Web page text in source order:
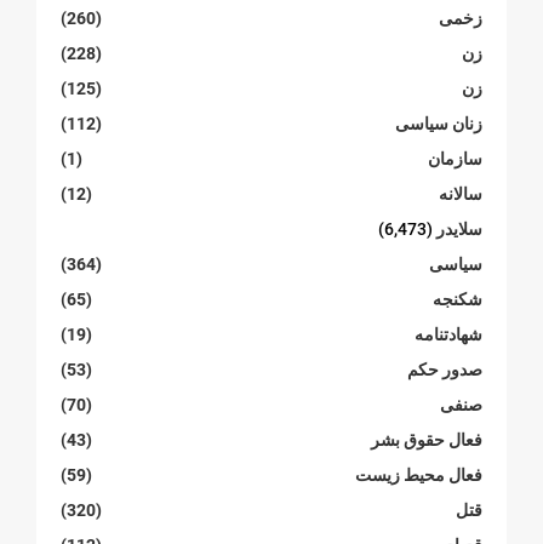
زخمی
(260)
زن
(228)
زن
(125)
زنان سیاسی
(112)
سازمان
(1)
سالانە
(12)
سلایدر (6,473)
سیاسی
(364)
شکنجە
(65)
شهادتنامە
(19)
صدور حکم
(53)
صنفی
(70)
فعال حقوق بشر
(43)
فعال محیط زیست
(59)
قتل
(320)